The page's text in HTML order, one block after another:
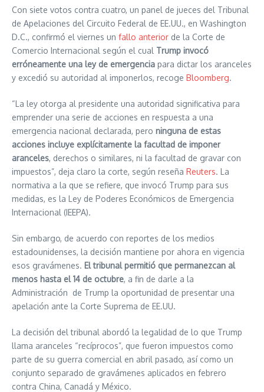
Con siete votos contra cuatro, un panel de jueces del Tribunal
de Apelaciones del Circuito Federal de EE.UU., en Washington
D.C., confirmó el viernes un fallo anterior de la Corte de
Comercio Internacional según el cual Trump invocó
erróneamente una ley de emergencia para dictar los aranceles
y excedió su autoridad al imponerlos, recoge Bloomberg.
“La ley otorga al presidente una autoridad significativa para
emprender una serie de acciones en respuesta a una
emergencia nacional declarada, pero ninguna de estas
acciones incluye explícitamente la facultad de imponer
aranceles, derechos o similares, ni la facultad de gravar con
impuestos”, deja claro la corte, según reseña Reuters. La
normativa a la que se refiere, que invocó Trump para sus
medidas, es la Ley de Poderes Económicos de Emergencia
Internacional (IEEPA).
Sin embargo, de acuerdo con reportes de los medios
estadounidenses, la decisión mantiene por ahora en vigencia
esos gravámenes. El tribunal permitió que permanezcan al
menos hasta el 14 de octubre, a fin de darle a la
Administración de Trump la oportunidad de presentar una
apelación ante la Corte Suprema de EE.UU.
La decisión del tribunal abordó la legalidad de lo que Trump
llama aranceles “recíprocos”, que fueron impuestos como
parte de su guerra comercial en abril pasado, así como un
conjunto separado de gravámenes aplicados en febrero
contra China, Canadá y México.